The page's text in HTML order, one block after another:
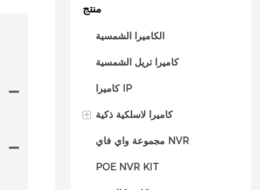
منتج
الكاميرا الشمسية
كاميرا تريل الشمسية
كاميرا IP
+ كاميرا لاسلكية ذكية
كاميرا السيارة مجموعة واي فاي NVR
POE NVR KIT